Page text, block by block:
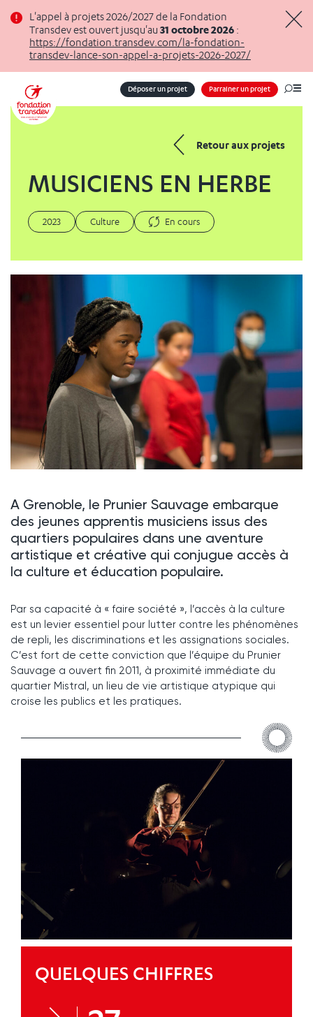
L'appel à projets 2026/2027 de la Fondation
Transdev est ouvert jusqu'au 31 octobre 2026 :
https://fondation.transdev.com/la-fondation-
transdev-lance-son-appel-a-projets-2026-2027/
Déposer un projet Parrainer un projet
Retour aux projets
MUSICIENS EN HERBE
2023 Culture En cours
A Grenoble, le Prunier Sauvage embarque
des jeunes apprentis musiciens issus des
quartiers populaires dans une aventure
artistique et créative qui conjugue accès à
la culture et éducation populaire.
Par sa capacité à « faire société », l’accès à la culture
est un levier essentiel pour lutter contre les phénomènes
de repli, les discriminations et les assignations sociales.
C’est fort de cette conviction que l’équipe du Prunier
Sauvage a ouvert fin 2011, à proximité immédiate du
quartier Mistral, un lieu de vie artistique atypique qui
croise les publics et les pratiques.
QUELQUES CHIFFRES